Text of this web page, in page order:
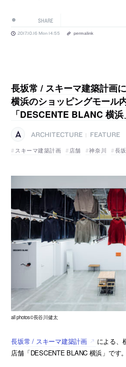
SHARE
2017.10.16 Mon 14:55 permalink
長坂常 / スキーマ建築計画に
横浜のショッピングモール
「DESCENTE BLANC 横浜
ARCHITECTURE
FEATURE
スキーマ建築計画
店舗 神奈川 長
all photos©長谷川健太
長坂常 / スキーマ建築計画
による、
店舗「DESCENTE BLANC 横浜」です。